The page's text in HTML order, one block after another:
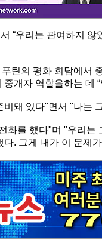
“우리는 관여하지
틴의 평화 회담에서
개자 역할을하는 데
돼 있다"면서 "나는
화를 했다"며 "우리
. 그게 내가 이 문제